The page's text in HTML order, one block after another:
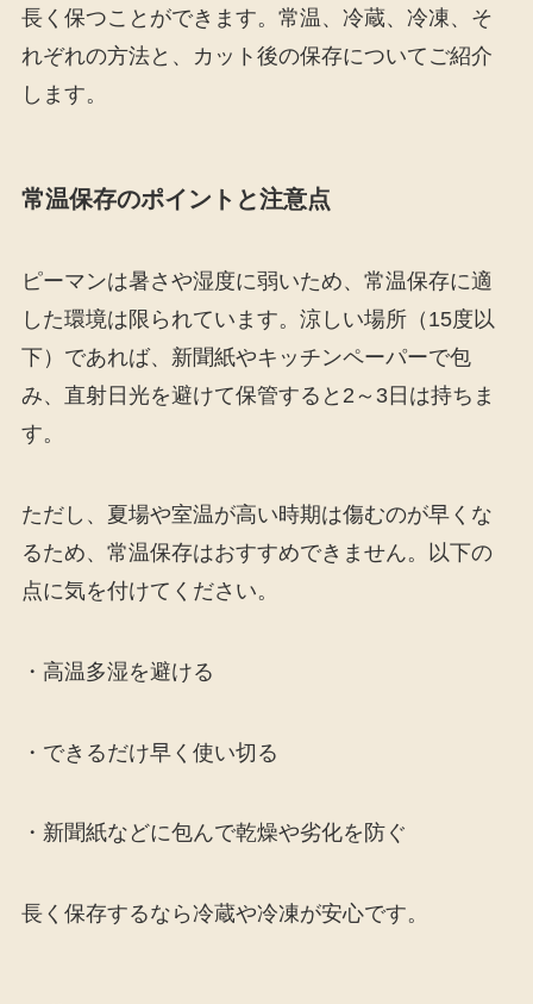
長く保つことができます。常温、冷蔵、冷凍、そ
れぞれの方法と、カット後の保存についてご紹介
します。
常温保存のポイントと注意点
ピーマンは暑さや湿度に弱いため、常温保存に適
した環境は限られています。涼しい場所（15度以
下）であれば、新聞紙やキッチンペーパーで包
み、直射日光を避けて保管すると2～3日は持ちま
す。
ただし、夏場や室温が高い時期は傷むのが早くな
るため、常温保存はおすすめできません。以下の
点に気を付けてください。
・高温多湿を避ける
・できるだけ早く使い切る
・新聞紙などに包んで乾燥や劣化を防ぐ
長く保存するなら冷蔵や冷凍が安心です。